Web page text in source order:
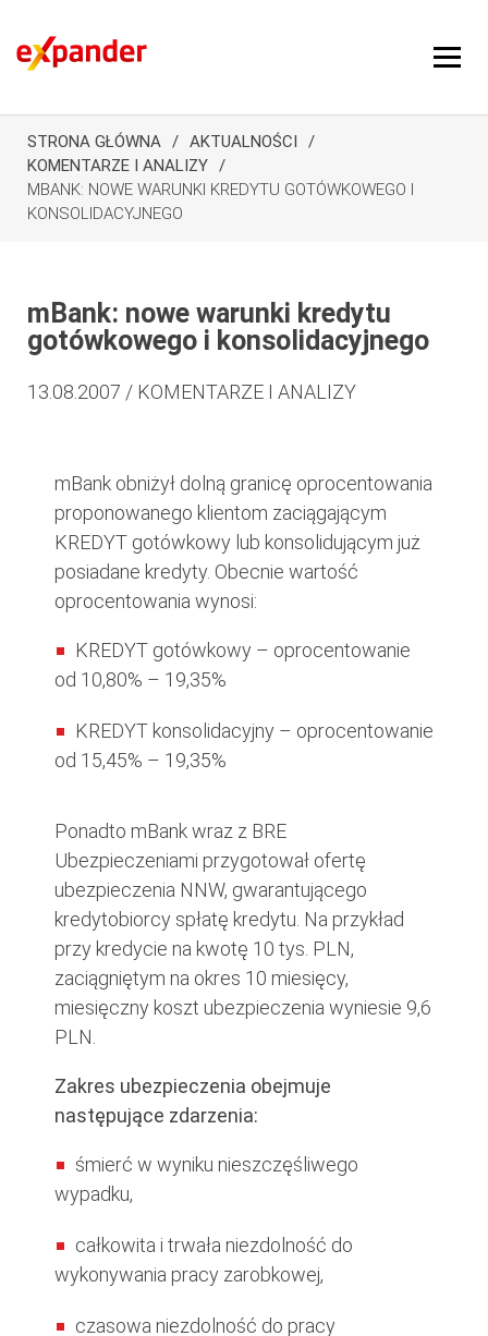
STRONA GŁÓWNA
AKTUALNOŚCI
KOMENTARZE I ANALIZY
MBANK: NOWE WARUNKI KREDYTU GOTÓWKOWEGO I
KONSOLIDACYJNEGO
mBank: nowe warunki kredytu
gotówkowego i konsolidacyjnego
13.08.2007 / KOMENTARZE I ANALIZY
mBank obniżył dolną granicę oprocentowania
proponowanego klientom zaciągającym
KREDYT gotówkowy lub konsolidującym już
posiadane kredyty. Obecnie wartość
oprocentowania wynosi:
KREDYT gotówkowy – oprocentowanie
od 10,80% – 19,35%
KREDYT konsolidacyjny – oprocentowanie
od 15,45% – 19,35%
Ponadto mBank wraz z BRE
Ubezpieczeniami przygotował ofertę
ubezpieczenia NNW, gwarantującego
kredytobiorcy spłatę kredytu. Na przykład
przy kredycie na kwotę 10 tys. PLN,
zaciągniętym na okres 10 miesięcy,
miesięczny koszt ubezpieczenia wyniesie 9,6
PLN.
Zakres ubezpieczenia obejmuje
następujące zdarzenia:
śmierć w wyniku nieszczęśliwego
wypadku,
całkowita i trwała niezdolność do
wykonywania pracy zarobkowej,
czasowa niezdolność do pracy